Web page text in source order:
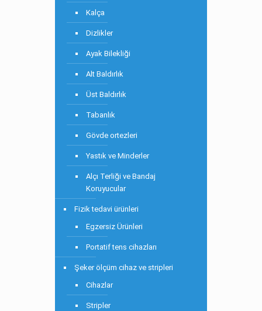
Kalça
Dizlikler
Ayak Bilekliği
Alt Baldırlık
Üst Baldırlık
Tabanlık
Gövde ortezleri
Yastık ve Minderler
Alçı Terliği ve Bandaj
Koruyucular
Fizik tedavi ürünleri
Egzersiz Ürünleri
Portatif tens cihazları
Şeker ölçüm cihaz ve stripleri
Cihazlar
Stripler